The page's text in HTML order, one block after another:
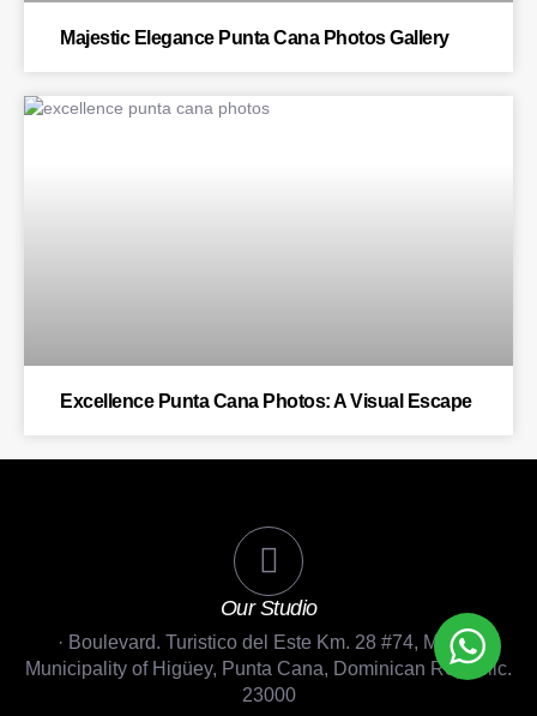
Majestic Elegance Punta Cana Photos Gallery
Excellence Punta Cana Photos: A Visual Escape
Our Studio
· Boulevard. Turistico del Este Km. 28 #74, Macao
Municipality of Higüey, Punta Cana, Dominican Republic.
23000